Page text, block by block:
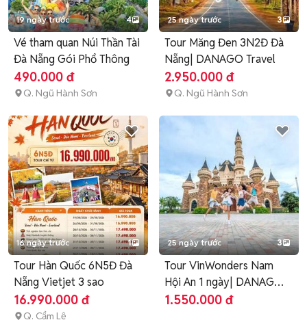
19 ngày trước 4
Vé tham quan Núi Thần Tài
Đà Nẵng Gói Phổ Thông
490.000 đ
Q. Ngũ Hành Sơn
25 ngày trước 3
Tour Măng Đen 3N2Đ Đà
Nẵng| DANAGO Travel
2.950.000 đ
Q. Ngũ Hành Sơn
16 ngày trước 1
Tour Hàn Quốc 6N5Đ Đà
Nẵng Vietjet 3 sao
16.990.000 đ
Q. Cẩm Lệ
25 ngày trước 3
Tour VinWonders Nam
Hội An 1 ngày| DANAGO
Travel
1.550.000 đ